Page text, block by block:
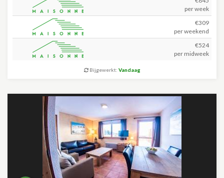
per week
€309
per weekend
€524
per midweek
Bijgewerkt: Vandaag